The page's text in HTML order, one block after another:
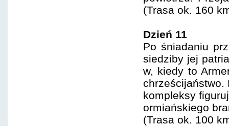
(Trasa ok. 160
Dzień 11
Po śniadaniu
siedziby jej
w, kiedy to
chrześcijaństwo.
kompleksy
ormiańskiego
(Trasa ok. 100